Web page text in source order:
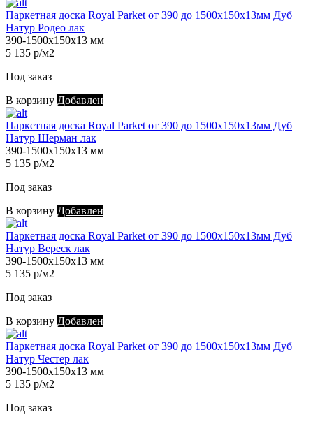
Паркетная доска Royal Parket от 390 до 1500х150х13мм Дуб
Натур Родео лак
390-1500х150х13 мм
5 135 р/м2
Под заказ
В корзину Добавлен
Паркетная доска Royal Parket от 390 до 1500х150х13мм Дуб
Натур Шерман лак
390-1500х150х13 мм
5 135 р/м2
Под заказ
В корзину Добавлен
Паркетная доска Royal Parket от 390 до 1500х150х13мм Дуб
Натур Вереск лак
390-1500х150х13 мм
5 135 р/м2
Под заказ
В корзину Добавлен
Паркетная доска Royal Parket от 390 до 1500х150х13мм Дуб
Натур Честер лак
390-1500х150х13 мм
5 135 р/м2
Под заказ